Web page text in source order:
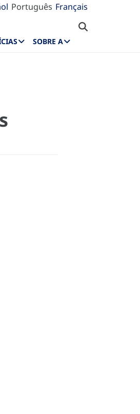
Português Français
SOBRE A